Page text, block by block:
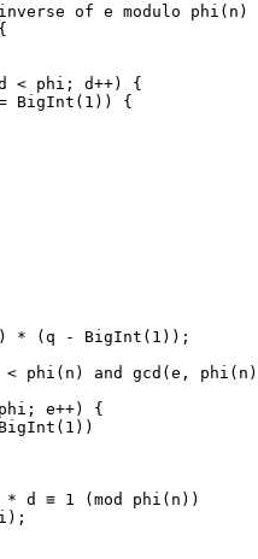
of e modulo phi(n)
< phi; d++) {
BigInt(1)) {
* (q - BigInt(1));
phi(n) and gcd(e,
e++) {
d ≡ 1 (mod phi(n))